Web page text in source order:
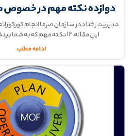
دوازده نکته مهم در خصوص
مدیریت رخداد در سازمان صرفا انجام
این مقاله، 12 نکته‌ مهم که به شما بینش عمیقتری
ادامه مطلب